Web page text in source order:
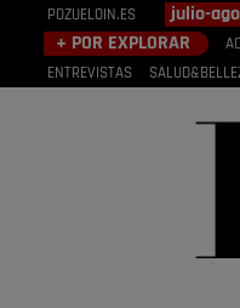
POZUELOIN.ES julio-
+ POR EXPLORAR
ENTREVISTAS